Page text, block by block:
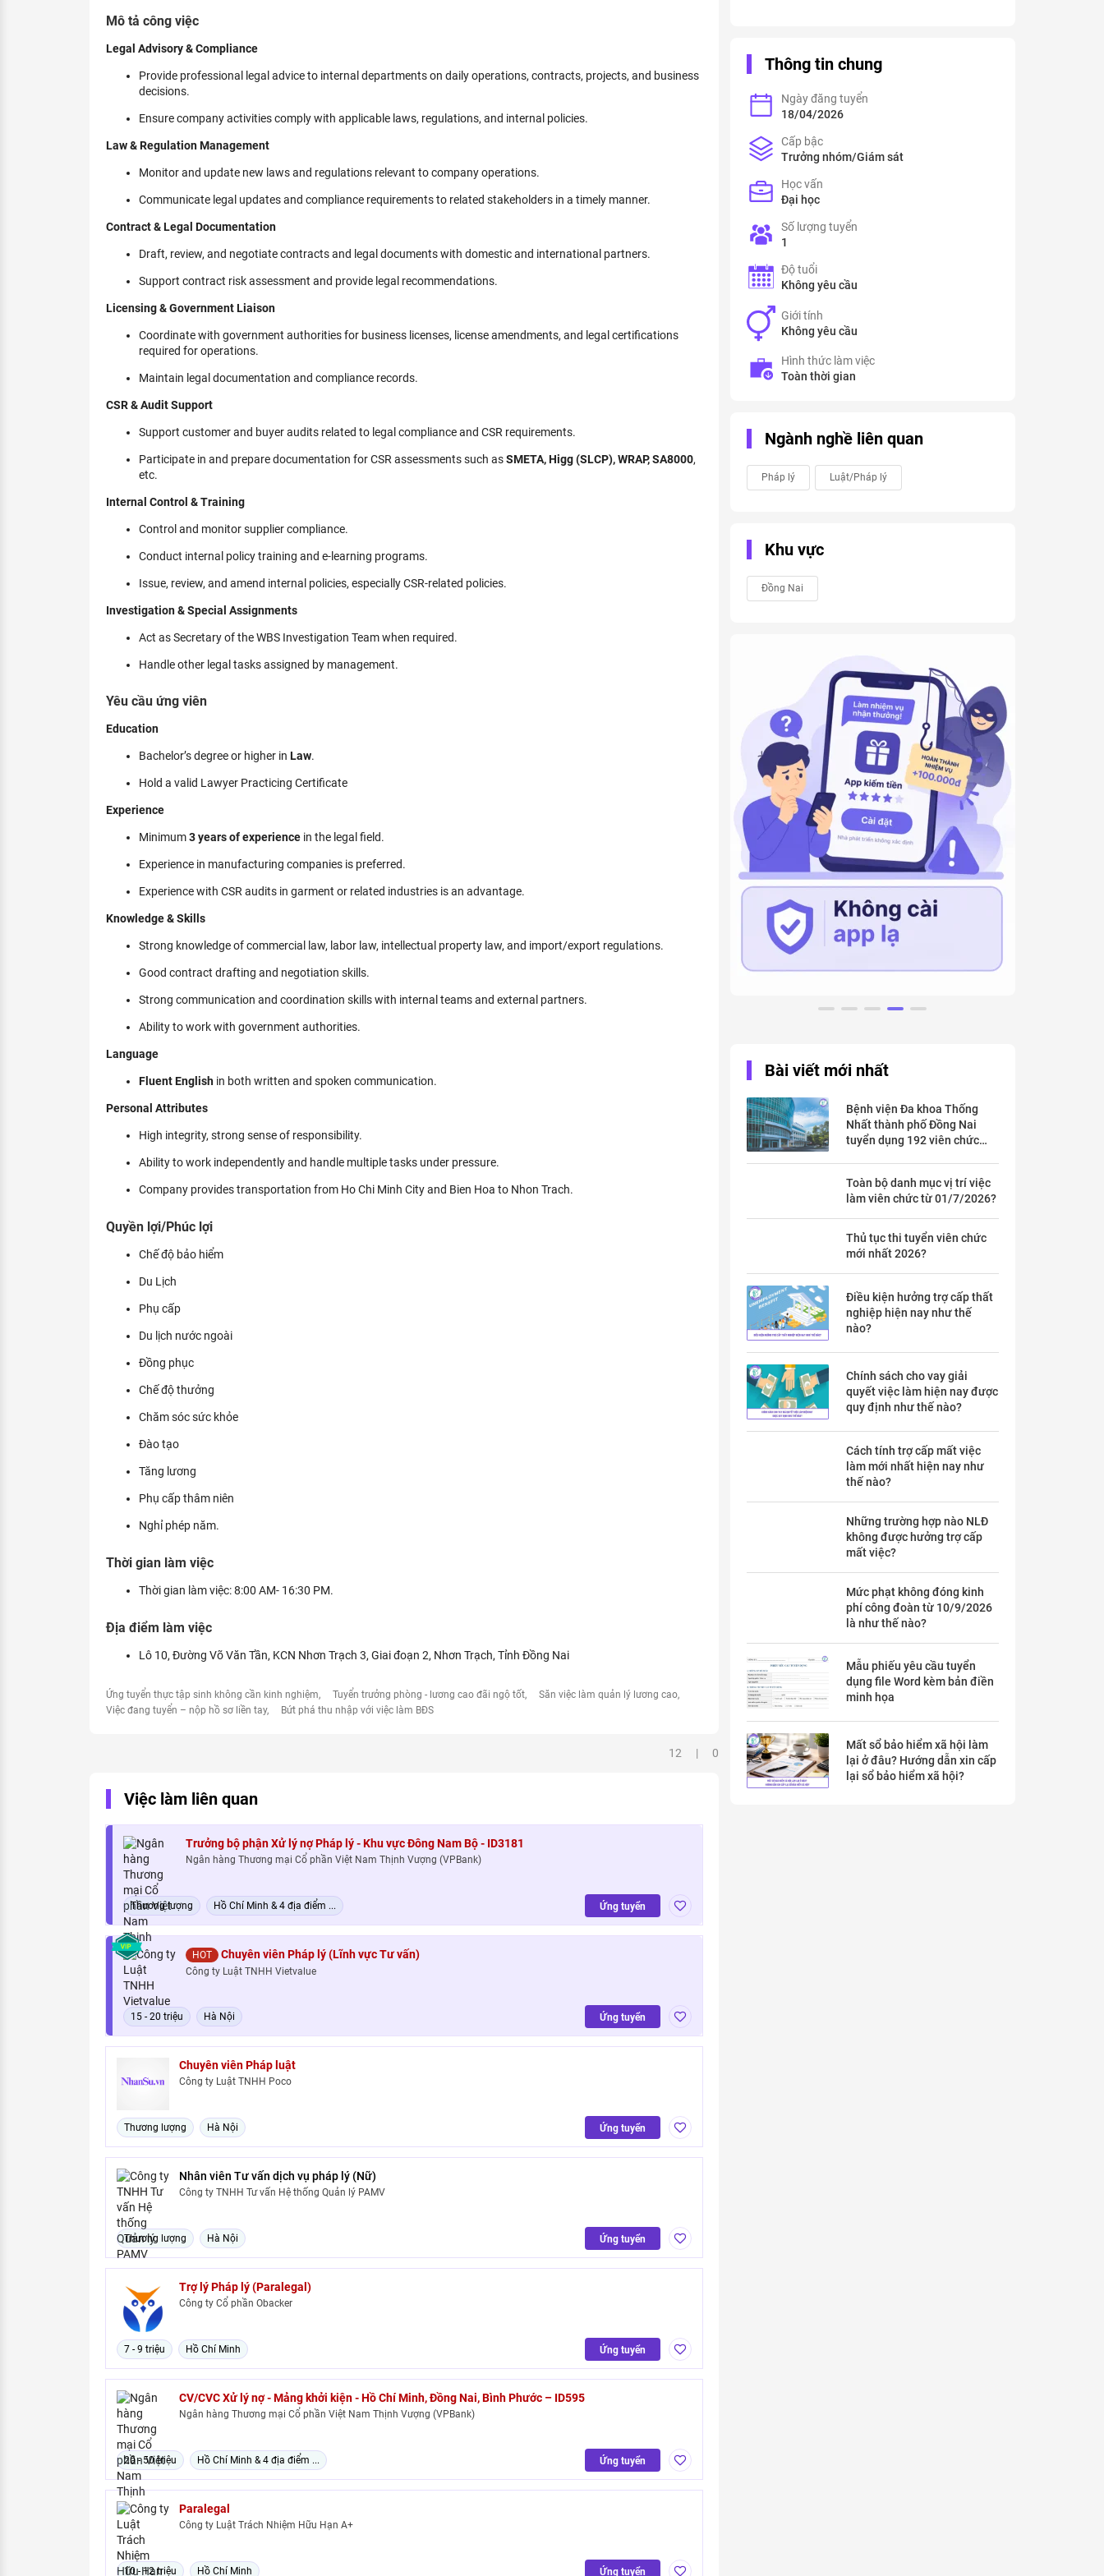
KHÁM PHÁ NGHỀ NGHIỆP
Kỹ năng nghề nghiệp
Xu hướng việc làm
XÂY DỰNG VÀ PHÁT TRIỂN ĐỘI NGŨ
Mô tả công việc
Legal Advisory & Compliance
Provide professional legal advice to internal departments on daily operations, contracts, projects, and business
decisions.
Ensure company activities comply with applicable laws, regulations, and internal policies.
Law & Regulation Management
Monitor and update new laws and regulations relevant to company operations.
Communicate legal updates and compliance requirements to related stakeholders in a timely manner.
Contract & Legal Documentation
Draft, review, and negotiate contracts and legal documents with domestic and international partners.
Support contract risk assessment and provide legal recommendations.
Licensing & Government Liaison
Coordinate with government authorities for business licenses, license amendments, and legal certifications
required for operations.
Maintain legal documentation and compliance records.
CSR & Audit Support
Support customer and buyer audits related to legal compliance and CSR requirements.
Participate in and prepare documentation for CSR assessments such asSMETA, Higg (SLCP), WRAP, SA8000,
etc.
Internal Control & Training
Control and monitor supplier compliance.
Conduct internal policy training and e‑learning programs.
Issue, review, and amend internal policies, especially CSR‑related policies.
Investigation & Special Assignments
Act as Secretary of the WBS Investigation Team when required.
Handle other legal tasks assigned by management.
Yêu cầu ứng viên
Education
Bachelor’s degree or higher in Law.
Hold a valid Lawyer Practicing Certificate
Experience
Minimum3 years of experiencein the legal field.
Experience in manufacturing companies is preferred.
Experience with CSR audits in garment or related industries is an advantage.
Knowledge & Skills
Strong knowledge of commercial law, labor law, intellectual property law, and import/export regulations.
Good contract drafting and negotiation skills.
Strong communication and coordination skills with internal teams and external partners.
Ability to work with government authorities.
Language
Fluent Englishin both written and spoken communication.
Personal Attributes
High integrity, strong sense of responsibility.
Ability to work independently and handle multiple tasks under pressure.
Company provides transportation from Ho Chi Minh City and Bien Hoa to Nhon Trach.
Quyền lợi/Phúc lợi
Chế độ bảo hiểm
Du Lịch
Phụ cấp
Du lịch nước ngoài
Đồng phục
Chế độ thưởng
Chăm sóc sức khỏe
Đào tạo
Tăng lương
Phụ cấp thâm niên
Nghỉ phép năm.
Thời gian làm việc
Thời gian làm việc: 8:00 AM- 16:30 PM.
Địa điểm làm việc
Lô 10, Đường Võ Văn Tần, KCN Nhơn Trạch 3, Giai đoạn 2, Nhơn Trạch, Tỉnh Đồng Nai
Ứng tuyển thực tập sinh không cần kinh nghiệm Tuyển trưởng phòng - lương cao đãi ngộ tốt
Săn việc làm quản lý lương cao
Việc đang tuyển – nộp hồ sơ liền tay
Bứt phá thu nhập với việc làm BĐS
12 | 0
Việc làm liên quan
Trưởng bộ phận Xử lý nợ Pháp lý - Khu vực Đông Nam Bộ - ID3181
Ngân hàng Thương mại Cổ phần Việt Nam Thịnh Vượng (VPBank)
Thương lượng Hồ Chí Minh & 4 địa điểm ... Ứng tuyển
HOT Chuyên viên Pháp lý (Lĩnh vực Tư vấn)
Công ty Luật TNHH Vietvalue
15 - 20 triệu Hà Nội Ứng tuyển
Chuyên viên Pháp luật
Công ty Luật TNHH Poco
Thương lượng Hà Nội Ứng tuyển
Nhân viên Tư vấn dịch vụ pháp lý (Nữ)
Công ty TNHH Tư vấn Hệ thống Quản lý PAMV
Thương lượng Hà Nội Ứng tuyển
Trợ lý Pháp lý (Paralegal)
Công ty Cổ phần Obacker
7 - 9 triệu Hồ Chí Minh Ứng tuyển
CV/CVC Xử lý nợ - Mảng khởi kiện - Hồ Chí Minh, Đồng Nai, Bình Phước – ID595
Ngân hàng Thương mại Cổ phần Việt Nam Thịnh Vượng (VPBank)
20 - 50 triệu Hồ Chí Minh & 4 địa điểm ... Ứng tuyển
Paralegal
Công ty Luật Trách Nhiệm Hữu Hạn A+
10 - 12 triệu Hồ Chí Minh Ứng tuyển
Thông tin chung
Ngày đăng tuyển
18/04/2026
Cấp bậc
Trưởng nhóm/Giám sát
Học vấn
Đại học
Số lượng tuyển
1
Độ tuổi
Không yêu cầu
Giới tính
Không yêu cầu
Hình thức làm việc
Toàn thời gian
Ngành nghề liên quan
Pháp lý Luật/Pháp lý
Khu vực
Đồng Nai
Bài viết mới nhất
Bệnh viện Đa khoa Thống
Nhất thành phố Đồng Nai
tuyển dụng 192 viên chức
Toàn bộ danh mục vị trí việc
làm viên chức từ 01/7/2026?
Thủ tục thi tuyển viên chức
mới nhất 2026?
Điều kiện hưởng trợ cấp thất
nghiệp hiện nay như thế
nào?
Chính sách cho vay giải
quyết việc làm hiện nay được
quy định như thế nào?
Cách tính trợ cấp mất việc
làm mới nhất hiện nay như
thế nào?
Những trường hợp nào NLĐ
không được hưởng trợ cấp
mất việc?
Mức phạt không đóng kinh
phí công đoàn từ 10/9/2026
là như thế nào?
Mẫu phiếu yêu cầu tuyển
dụng file Word kèm bản điền
minh họa
Mất sổ bảo hiểm xã hội làm
lại ở đâu? Hướng dẫn xin cấp
lại sổ bảo hiểm xã hội?